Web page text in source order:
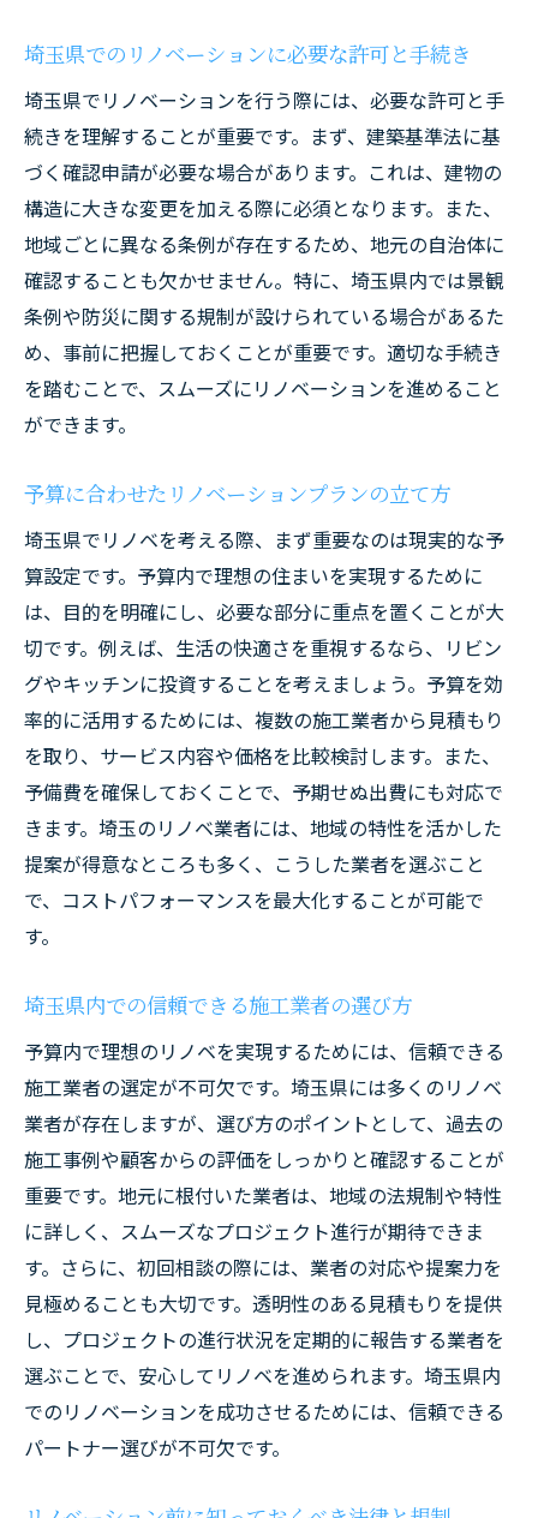
値
埼玉県でのリノベーションが生み出す新し
い住まい
住まいの歴史とリノベーションの関係性
最新デザインで快適さを追求埼玉県のリノベポ
イント
埼玉県でのリノベーションにおけるデザイ
ンの重要性
最新技術を活用したリノベーションの実例
埼玉県でのトレンドを取り入れたリノベー
ション
快適な住まいを実現するためのデザインの
埼玉県でのリノベーションで重視すべきデ
ザインポイント
最新デザインがもたらす住まいの快適性
成功事例から学ぶ埼玉県で理想の住まいを手に
入れる秘訣
埼玉県でのリノベーション成功事例の紹介
成功者に学ぶ理想の住まいづくりの秘訣
リノベーションの成功要因を事例から分析
埼玉県で理想の住まいを手に入れた人々の
声
ポイント
埼玉県で叶える！リノベで住まいの利便性を大
幅アップ
リノベーションで住まいの利便性を向上さ
埼玉県でのリノベーションがもたらす生活
の変化
住まいの利便性を高めるためのリノベーシ
ョンの工夫
埼玉県でのリノベーションで実現できる利
便性の向上
埼玉県でのリノベーションに必要な許可と手続き
埼玉県でリノベーションを行う際には、必要な許可と手
続きを理解することが重要です。まず、建築基準法に基
づく確認申請が必要な場合があります。これは、建物の
構造に大きな変更を加える際に必須となります。また、
地域ごとに異なる条例が存在するため、地元の自治体に
確認することも欠かせません。特に、埼玉県内では景観
条例や防災に関する規制が設けられている場合があるた
め、事前に把握しておくことが重要です。適切な手続き
を踏むことで、スムーズにリノベーションを進めること
ができます。
予算に合わせたリノベーションプランの立て方
埼玉県でリノベを考える際、まず重要なのは現実的な予
算設定です。予算内で理想の住まいを実現するために
は、目的を明確にし、必要な部分に重点を置くことが大
切です。例えば、生活の快適さを重視するなら、リビン
グやキッチンに投資することを考えましょう。予算を効
率的に活用するためには、複数の施工業者から見積もり
を取り、サービス内容や価格を比較検討します。また、
予備費を確保しておくことで、予期せぬ出費にも対応で
きます。埼玉のリノベ業者には、地域の特性を活かした
提案が得意なところも多く、こうした業者を選ぶこと
で、コストパフォーマンスを最大化することが可能で
す。
埼玉県内での信頼できる施工業者の選び方
予算内で理想のリノベを実現するためには、信頼できる
施工業者の選定が不可欠です。埼玉県には多くのリノベ
業者が存在しますが、選び方のポイントとして、過去の
施工事例や顧客からの評価をしっかりと確認することが
重要です。地元に根付いた業者は、地域の法規制や特性
に詳しく、スムーズなプロジェクト進行が期待できま
す。さらに、初回相談の際には、業者の対応や提案力を
見極めることも大切です。透明性のある見積もりを提供
し、プロジェクトの進行状況を定期的に報告する業者を
選ぶことで、安心してリノベを進められます。埼玉県内
でのリノベーションを成功させるためには、信頼できる
パートナー選びが不可欠です。